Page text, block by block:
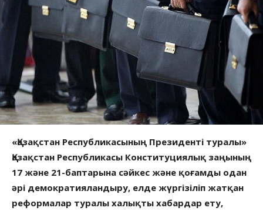
«Қазақстан Республикасының Президенті туралы»
Қазақстан Республикасы Конституциялық заңының
17 және 21-баптарына сәйкес және қоғамды одан
әрі демократияландыру, елде жүргізіліп жатқан
реформалар туралы халықты хабардар ету,